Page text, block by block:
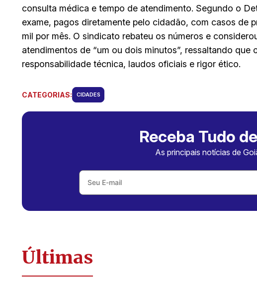
consulta médica e tempo de atendimento. Segundo o
exame, pagos diretamente pelo cidadão, com casos de
mil por mês. O sindicato rebateu os números e
atendimentos de “um ou dois minutos”, ressaltando que
responsabilidade técnica, laudos oficiais e rigor ético.
CATEGORIAS: CIDADES
Receba Tudo
As principais notícias de
Últimas